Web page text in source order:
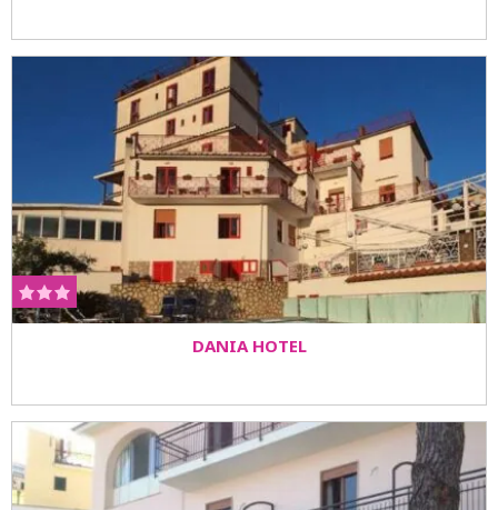
DANIA HOTEL